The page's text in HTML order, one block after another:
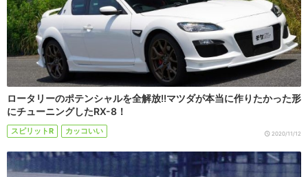
ロータリーのポテンシャルを全解放!!マツダが本当に作りたかった形
にチューニングしたRX-8！
スピリットR カッコいい 2020/11/12